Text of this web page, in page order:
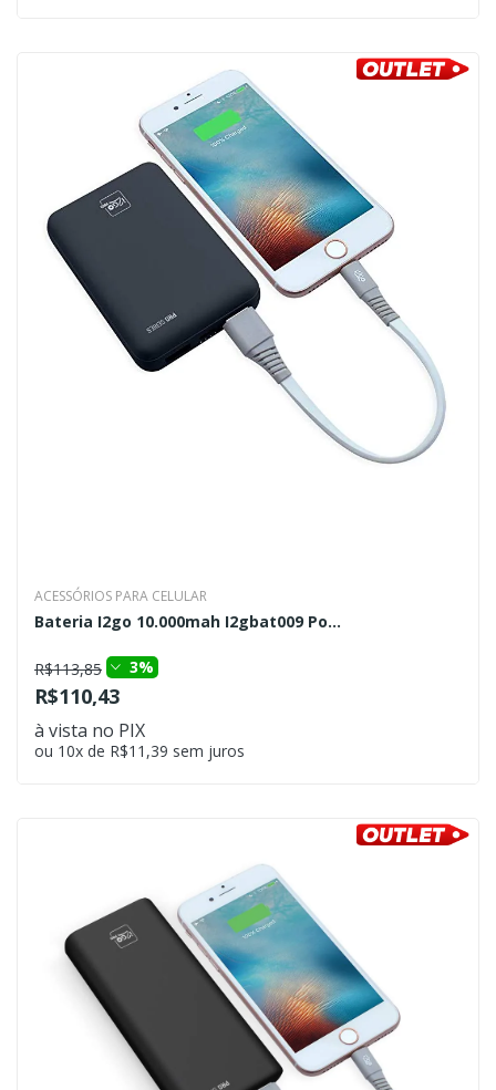
ACESSÓRIOS PARA CELULAR
Bateria I2go 10.000mah I2gbat009 Po...
R$113,85 3%
R$110,43
à vista no PIX
ou 10x de R$11,39 sem juros